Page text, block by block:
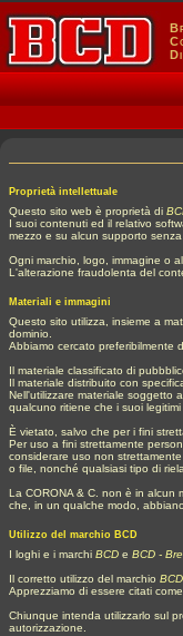
Proprietà intellettuale
Questo sito web è proprietà di
I suoi contenuti ed il relativo
mezzo e su alcun supporto
Ogni marchio, logo, immagine o
L'alterazione fraudolenta del
Materiali e immagini
Questo sito utilizza, insieme a
dominio.
Abbiamo cercato preferibilmente
Il materiale classificato di
Il materiale distribuito con
Nell'utilizzare materiale soggetto
qualcuno ritiene che i suoi
È vietato, salvo che per i fini
Per uso a fini strettamente
considerare uso non
o file, nonché qualsiasi tipo di
La CORONA & C. non è in alcun
che, in un qualche modo,
Utilizzo del marchio BCD
I loghi e i marchi BCD e BCD -
Il corretto utilizzo del marchio BCD
Apprezziamo di essere citati
Chiunque intenda utilizzarlo sul
autorizzazione.